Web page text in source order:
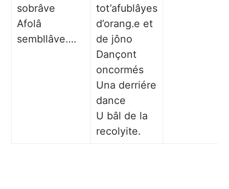
sobrâve
Afolâ
sembllâve….
tot’afublâyes
d’orang.e et
de jôno
Dançont
oncormés
Una derriére
dance
U bâl de la
recolyite.